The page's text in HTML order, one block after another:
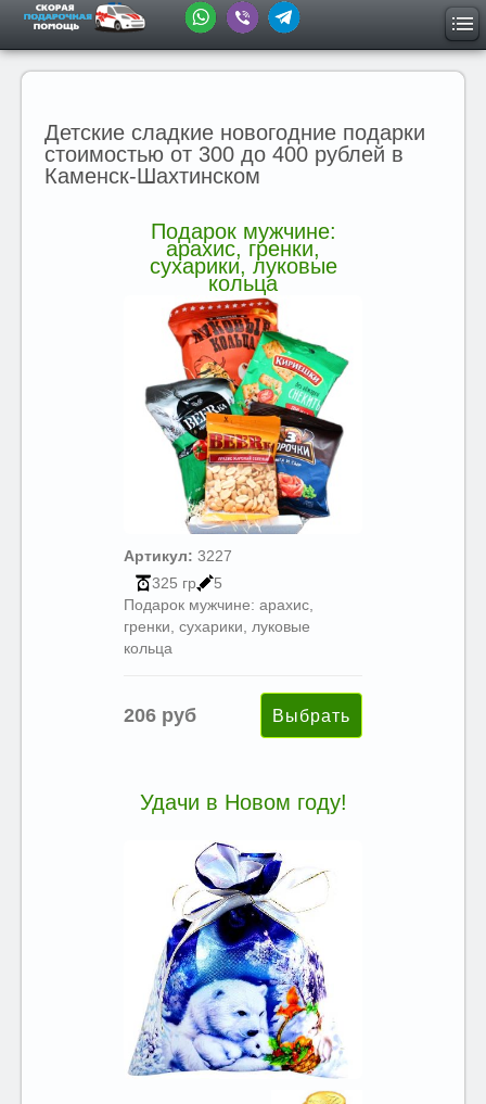
Детские сладкие новогодние подарки
стоимостью от 300 до 400 рублей в
Каменск-Шахтинском
Подарок мужчине:
арахис, гренки,
сухарики, луковые
кольца
Артикул: 3227
325 гр
5
Подарок мужчине: арахис,
гренки, сухарики, луковые
кольца
206 руб
Удачи в Новом году!